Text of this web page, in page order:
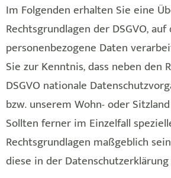
Im Folgenden erhalten Sie eine
Rechtsgrundlagen der DSGVO,
personenbezogene Daten
Sie zur Kenntnis, dass neben den
DSGVO nationale
bzw. unserem Wohn- oder
Sollten ferner im Einzelfall
Rechtsgrundlagen maßgeblich
diese in der